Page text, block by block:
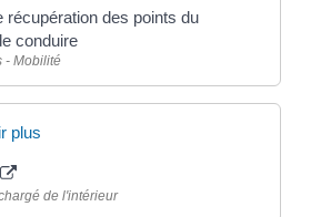
récupération des points du
conduire
- Mobilité
plus
de l'intérieur